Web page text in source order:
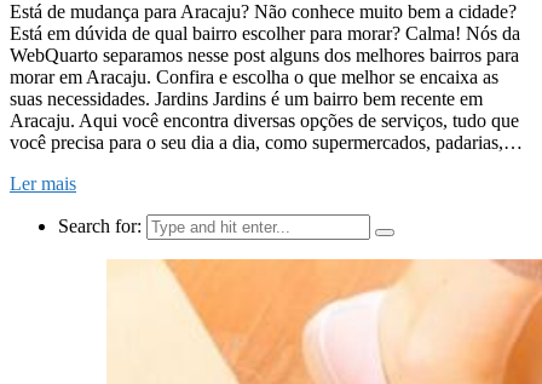
Está de mudança para Aracaju? Não conhece muito bem a cidade?
Está em dúvida de qual bairro escolher para morar? Calma! Nós da
WebQuarto separamos nesse post alguns dos melhores bairros para
morar em Aracaju. Confira e escolha o que melhor se encaixa as
suas necessidades. Jardins Jardins é um bairro bem recente em
Aracaju. Aqui você encontra diversas opções de serviços, tudo que
você precisa para o seu dia a dia, como supermercados, padarias,…
Ler mais
Search for: